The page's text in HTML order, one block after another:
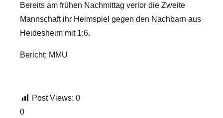
Bereits am frühen Nachmittag verlor die Zweite
Mannschaft ihr Heimspiel gegen den Nachbarn aus
Heidesheim mit 1:6.
Bericht: MMU
Post Views: 0
0